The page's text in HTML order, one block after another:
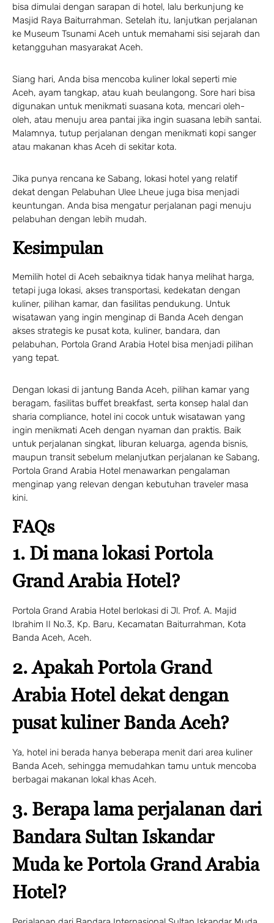
bisa dimulai dengan sarapan di hotel, lalu berkunjung ke
Masjid Raya Baiturrahman. Setelah itu, lanjutkan perjalanan
ke Museum Tsunami Aceh untuk memahami sisi sejarah dan
ketangguhan masyarakat Aceh.
Siang hari, Anda bisa mencoba kuliner lokal seperti mie
Aceh, ayam tangkap, atau kuah beulangong. Sore hari bisa
digunakan untuk menikmati suasana kota, mencari oleh-
oleh, atau menuju area pantai jika ingin suasana lebih santai.
Malamnya, tutup perjalanan dengan menikmati kopi sanger
atau makanan khas Aceh di sekitar kota.
Jika punya rencana ke Sabang, lokasi hotel yang relatif
dekat dengan Pelabuhan Ulee Lheue juga bisa menjadi
keuntungan. Anda bisa mengatur perjalanan pagi menuju
pelabuhan dengan lebih mudah.
Kesimpulan
Memilih hotel di Aceh sebaiknya tidak hanya melihat harga,
tetapi juga lokasi, akses transportasi, kedekatan dengan
kuliner, pilihan kamar, dan fasilitas pendukung. Untuk
wisatawan yang ingin menginap di Banda Aceh dengan
akses strategis ke pusat kota, kuliner, bandara, dan
pelabuhan, Portola Grand Arabia Hotel bisa menjadi pilihan
yang tepat.
Dengan lokasi di jantung Banda Aceh, pilihan kamar yang
beragam, fasilitas buffet breakfast, serta konsep halal dan
sharia compliance, hotel ini cocok untuk wisatawan yang
ingin menikmati Aceh dengan nyaman dan praktis. Baik
untuk perjalanan singkat, liburan keluarga, agenda bisnis,
maupun transit sebelum melanjutkan perjalanan ke Sabang,
Portola Grand Arabia Hotel menawarkan pengalaman
menginap yang relevan dengan kebutuhan traveler masa
kini.
FAQs
1. Di mana lokasi Portola
Grand Arabia Hotel?
Portola Grand Arabia Hotel berlokasi di Jl. Prof. A. Majid
Ibrahim II No.3, Kp. Baru, Kecamatan Baiturrahman, Kota
Banda Aceh, Aceh.
2. Apakah Portola Grand
Arabia Hotel dekat dengan
pusat kuliner Banda Aceh?
Ya, hotel ini berada hanya beberapa menit dari area kuliner
Banda Aceh, sehingga memudahkan tamu untuk mencoba
berbagai makanan lokal khas Aceh.
3. Berapa lama perjalanan dari
Bandara Sultan Iskandar
Muda ke Portola Grand Arabia
Hotel?
1 Adults 1 Room
Search